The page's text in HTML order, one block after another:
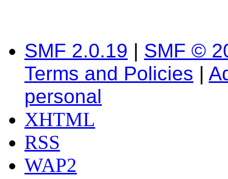
SMF 2.0.19 | SMF ©
Terms and Policies |
personal
XHTML
RSS
WAP2